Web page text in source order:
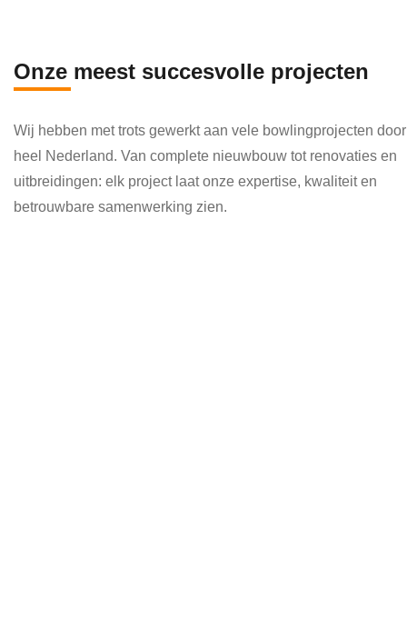
kund
Onze meest succesvolle projecten
Wij hebben met trots gewerkt aan vele bowlingprojecten door
heel Nederland. Van complete nieuwbouw tot renovaties en
uitbreidingen: elk project laat onze expertise, kwaliteit en
betrouwbare samenwerking zien.